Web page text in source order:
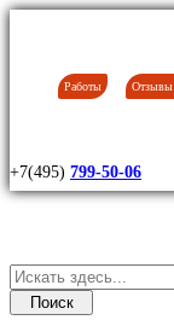
Работы Отзывы
+7(495) 799-50-06